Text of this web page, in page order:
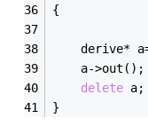
{
derive*
	a->out();
delete a;
}